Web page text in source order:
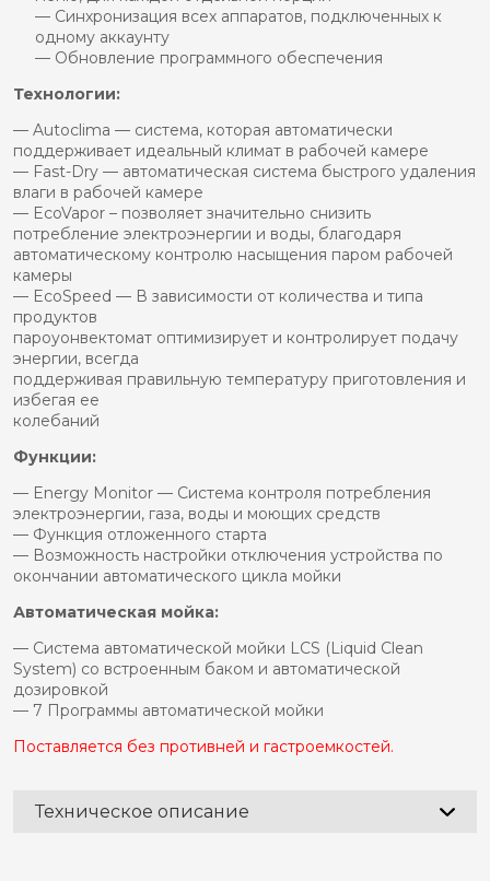
— Синхронизация всех аппаратов, подключенных к
одному аккаунту
— Обновление программного обеспечения
Технологии:
— Autoclima — система, которая автоматически
поддерживает идеальный климат в рабочей камере
— Fast-Dry — автоматическая система быстрого удаления
влаги в рабочей камере
— EcoVapor – позволяет значительно снизить
потребление электроэнергии и воды, благодаря
автоматическому контролю насыщения паром рабочей
камеры
— EcoSpeed — В зависимости от количества и типа
продуктов
пароуонвектомат оптимизирует и контролирует подачу
энергии, всегда
поддерживая правильную температуру приготовления и
избегая ее
колебаний
Функции:
— Energy Monitor — Система контроля потребления
электроэнергии, газа, воды и моющих средств
— Функция отложенного старта
— Возможность настройки отключения устройства по
окончании автоматического цикла мойки
Автоматическая мойка:
— Система автоматической мойки LCS (Liquid Clean
System) со встроенным баком и автоматической
дозировкой
— 7 Программы автоматической мойки
Поставляется без противней и гастроемкостей.
Техническое описание